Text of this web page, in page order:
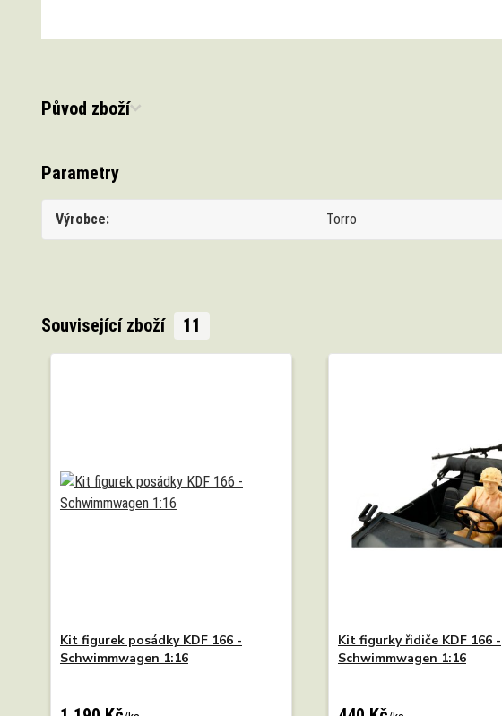
Původ zboží
Parametry
Výrobce Torro
Související zboží 11
Kit figurek posádky KDF 166 -
Schwimmwagen 1:16
Kit figurky řidiče KDF 166 -
Schwimmwagen 1:16